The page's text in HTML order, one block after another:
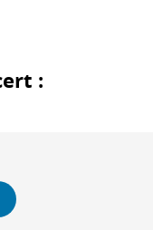
: